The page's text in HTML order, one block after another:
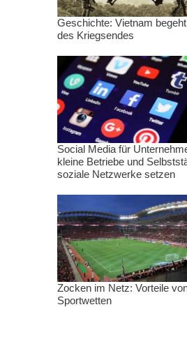
Geschichte: Vietnam
des Kriegsendes
Social Media für
kleine Betriebe und
soziale Netzwerke setzen
Zocken im Netz: Vorteile
Sportwetten